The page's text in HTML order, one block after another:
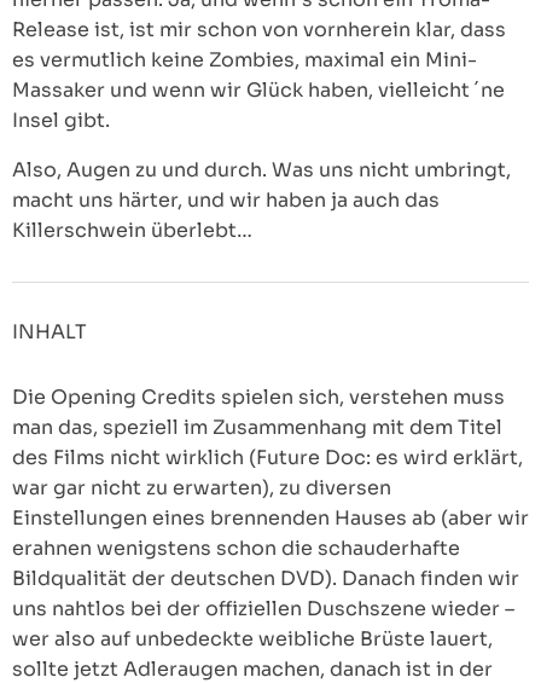
Release ist, ist mir schon von vornherein klar, dass
es vermutlich keine Zombies, maximal ein Mini-
Massaker und wenn wir Glück haben, vielleicht ´ne
Insel gibt.
Also, Augen zu und durch. Was uns nicht umbringt,
macht uns härter, und wir haben ja auch das
Killerschwein überlebt…
INHALT
Die Opening Credits spielen sich, verstehen muss
man das, speziell im Zusammenhang mit dem Titel
des Films nicht wirklich (Future Doc: es wird erklärt,
war gar nicht zu erwarten), zu diversen
Einstellungen eines brennenden Hauses ab (aber wir
erahnen wenigstens schon die schauderhafte
Bildqualität der deutschen DVD). Danach finden wir
uns nahtlos bei der offiziellen Duschszene wieder –
wer also auf unbedeckte weibliche Brüste lauert,
sollte jetzt Adleraugen machen, danach ist in der